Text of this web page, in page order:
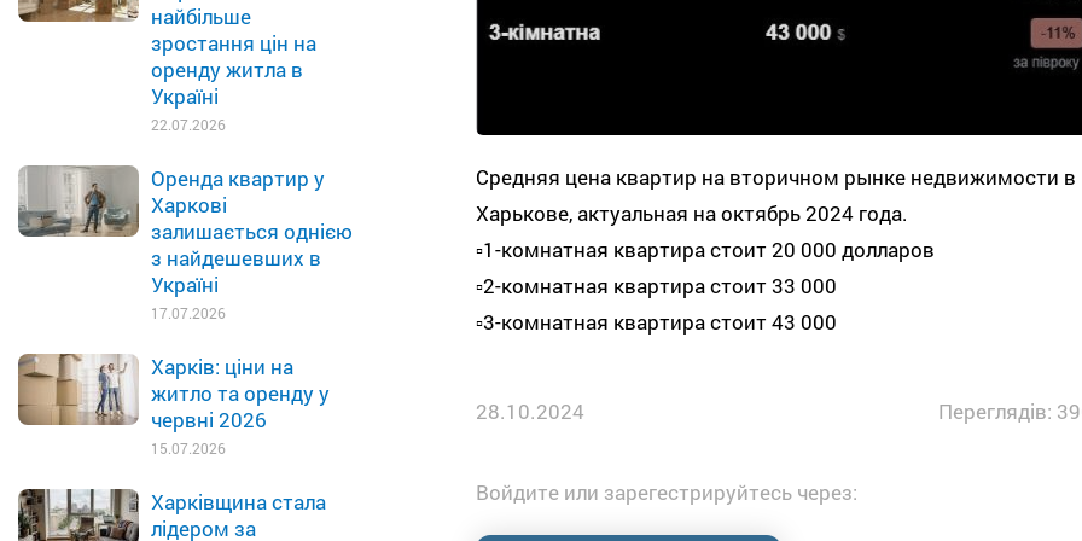
найбільше
зростання цін на
оренду житла в
Україні
22.07.2026
Оренда квартир у
Харкові
залишається однією
з найдешевших в
Україні
17.07.2026
Харків: ціни на
житло та оренду у
червні 2026
15.07.2026
Харківщина стала
лідером за
Средняя цена квартир на вторичном рынке недвижимости в
Харькове, актуальная на октябрь 2024 года.
▫️1-комнатная квартира стоит 20 000 долларов
▫️2-комнатная квартира стоит 33 000
▫️3-комнатная квартира стоит 43 000
28.10.2024 Переглядів:
Войдите или зарегестрируйтесь через: